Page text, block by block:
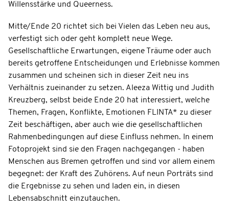
Willensstärke und Queerness.
Mitte/Ende 20 richtet sich bei Vielen das Leben neu aus,
verfestigt sich oder geht komplett neue Wege.
Gesellschaftliche Erwartungen, eigene Träume oder auch
bereits getroffene Entscheidungen und Erlebnisse kommen
zusammen und scheinen sich in dieser Zeit neu ins
Verhältnis zueinander zu setzen. Aleeza Wittig und Judith
Kreuzberg, selbst beide Ende 20 hat interessiert, welche
Themen, Fragen, Konflikte, Emotionen FLINTA* zu dieser
Zeit beschäftigen, aber auch wie die gesellschaftlichen
Rahmenbedingungen auf diese Einfluss nehmen. In einem
Fotoprojekt sind sie den Fragen nachgegangen - haben
Menschen aus Bremen getroffen und sind vor allem einem
begegnet: der Kraft des Zuhörens. Auf neun Porträts sind
die Ergebnisse zu sehen und laden ein, in diesen
Lebensabschnitt einzutauchen.